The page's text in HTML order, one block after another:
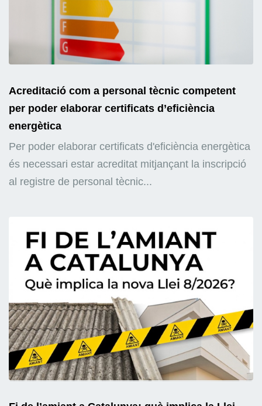
Acreditació com a personal tècnic competent
per poder elaborar certificats d’eficiència
energètica
Per poder elaborar certificats d'eficiència energètica
és necessari estar acreditat mitjançant la inscripció
al registre de personal tècnic...